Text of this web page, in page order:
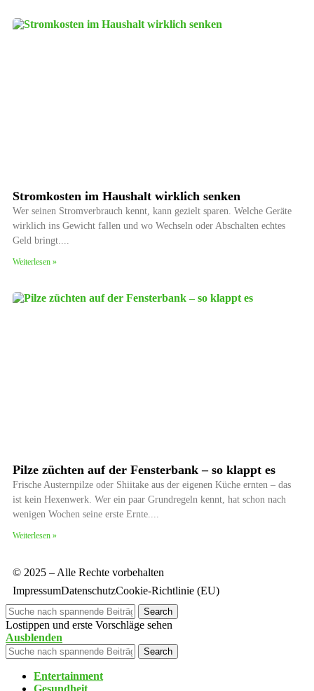
Stromkosten im Haushalt wirklich senken
Wer seinen Stromverbrauch kennt, kann gezielt sparen. Welche Geräte
wirklich ins Gewicht fallen und wo Wechseln oder Abschalten echtes
Geld bringt.
Weiterlesen »
Pilze züchten auf der Fensterbank – so klappt es
Frische Austernpilze oder Shiitake aus der eigenen Küche ernten – das
ist kein Hexenwerk. Wer ein paar Grundregeln kennt, hat schon nach
wenigen Wochen seine erste Ernte.
Weiterlesen »
© 2025 – Alle Rechte vorbehalten
ImpressumDatenschutzCookie-Richtlinie (EU)
Search
Lostippen und erste Vorschläge sehen
Ausblenden
Search
Entertainment